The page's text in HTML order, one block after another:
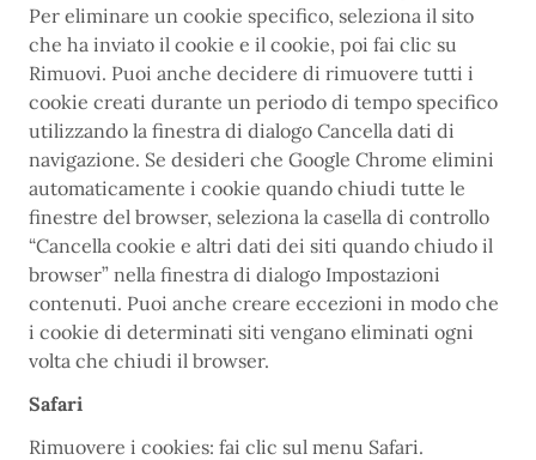
Per eliminare un cookie specifico, seleziona il sito
che ha inviato il cookie e il cookie, poi fai clic su
Rimuovi. Puoi anche decidere di rimuovere tutti i
cookie creati durante un periodo di tempo specifico
utilizzando la finestra di dialogo Cancella dati di
navigazione. Se desideri che Google Chrome elimini
automaticamente i cookie quando chiudi tutte le
finestre del browser, seleziona la casella di controllo
“Cancella cookie e altri dati dei siti quando chiudo il
browser” nella finestra di dialogo Impostazioni
contenuti. Puoi anche creare eccezioni in modo che
i cookie di determinati siti vengano eliminati ogni
volta che chiudi il browser.
Safari
Rimuovere i cookies: fai clic sul menu Safari.